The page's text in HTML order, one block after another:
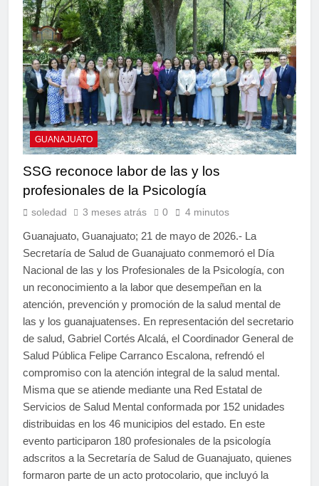
GUANAJUATO
SSG reconoce labor de las y los
profesionales de la Psicología
soledad 3 meses atrás 0 4 minutos
Guanajuato, Guanajuato; 21 de mayo de 2026.- La
Secretaría de Salud de Guanajuato conmemoró el Día
Nacional de las y los Profesionales de la Psicología, con
un reconocimiento a la labor que desempeñan en la
atención, prevención y promoción de la salud mental de
las y los guanajuatenses. En representación del secretario
de salud, Gabriel Cortés Alcalá, el Coordinador General de
Salud Pública Felipe Carranco Escalona, refrendó el
compromiso con la atención integral de la salud mental.
Misma que se atiende mediante una Red Estatal de
Servicios de Salud Mental conformada por 152 unidades
distribuidas en los 46 municipios del estado. En este
evento participaron 180 profesionales de la psicología
adscritos a la Secretaría de Salud de Guanajuato, quienes
formaron parte de un acto protocolario, que incluyó la